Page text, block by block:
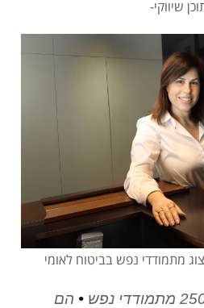
שיווקי-
מתמודדי נפש בביטוח לאומי
• הם